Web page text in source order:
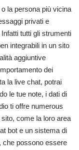
la persona più vicina
privati e
tutti gli strumenti
integrabili in un sito
aggiuntive
dei
la live chat, potrai
le tue note, i dati di
ti offre numerous
come la loro area
bot e un sistema di
che possono essere